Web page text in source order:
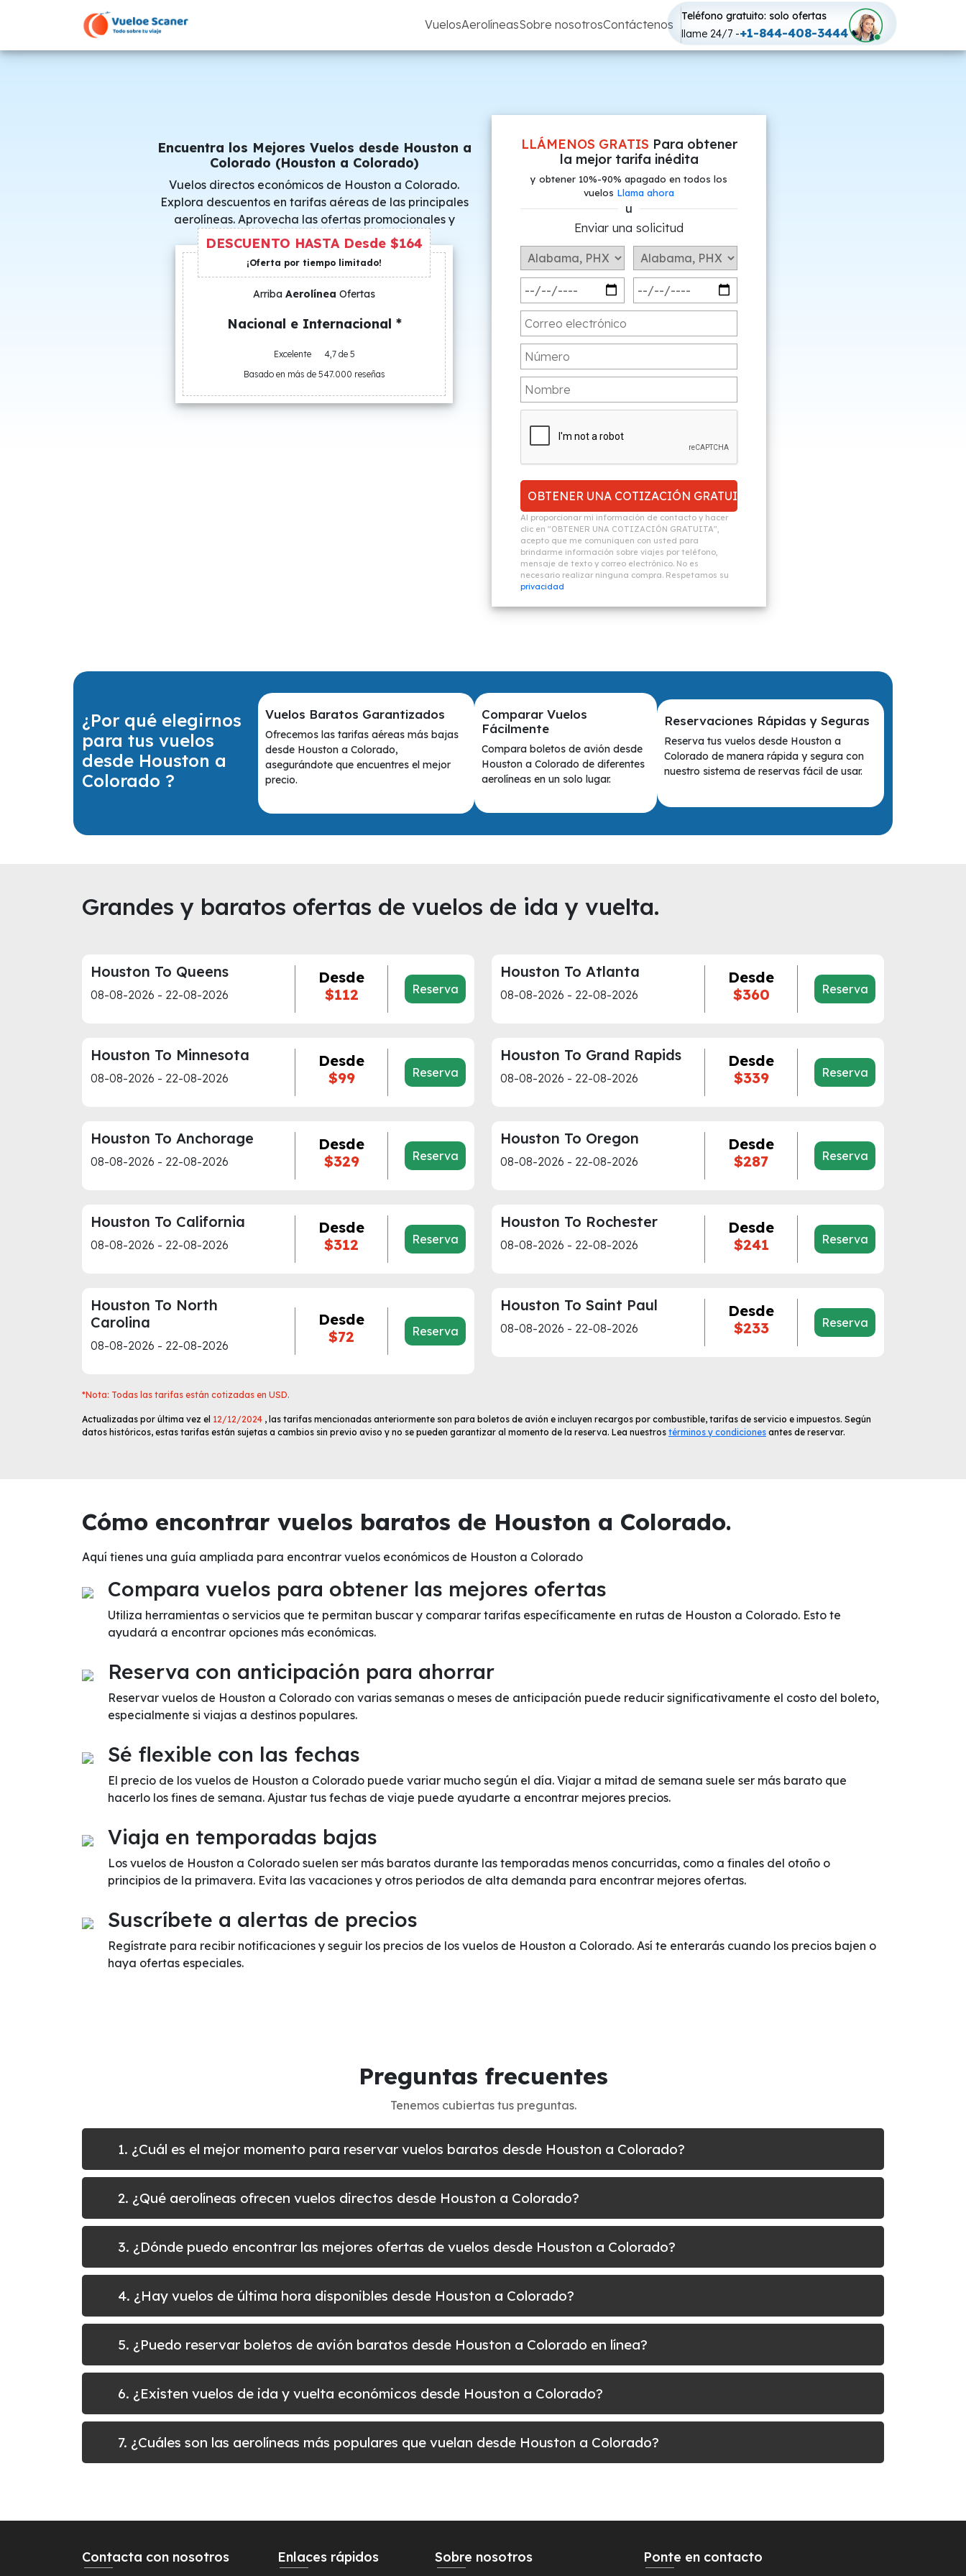
VuelosAerolíneasSobre nosotrosContáctenos
Teléfono gratuito: solo ofertas
llame 24/7 -+1-844-408-3444
Encuentra los Mejores Vuelos desde Houston a
Colorado (Houston a Colorado)
Vuelos directos económicos de Houston a Colorado.
Explora descuentos en tarifas aéreas de las principales
aerolíneas. Aprovecha las ofertas promocionales y
consigue precios especiales.
DESCUENTO HASTA Desde $164
¡Oferta por tiempo limitado!
Arriba Aerolínea Ofertas
Nacional e Internacional *
Excelente
4,7 de 5
Basado en más de 547.000 reseñas
LLÁMENOS GRATIS Para obtener
la mejor tarifa inédita
y obtener 10%-90% apagado en todos los
vuelos Llama ahora
u
Enviar una solicitud
Al proporcionar mi información de contacto y hacer
clic en "OBTENER UNA COTIZACIÓN GRATUITA",
acepto que me comuniquen con usted para
brindarme información sobre viajes por teléfono,
mensaje de texto y correo electrónico. No es
necesario realizar ninguna compra. Respetamos su
privacidad
¿Por qué elegirnos
para tus vuelos
desde Houston a
Colorado ?
Vuelos Baratos Garantizados
Ofrecemos las tarifas aéreas más bajas
desde Houston a Colorado,
asegurándote que encuentres el mejor
precio.
Comparar Vuelos
Fácilmente
Compara boletos de avión desde
Houston a Colorado de diferentes
aerolíneas en un solo lugar.
Reservaciones Rápidas y Seguras
Reserva tus vuelos desde Houston a
Colorado de manera rápida y segura con
nuestro sistema de reservas fácil de usar.
Grandes y baratos ofertas de vuelos de ida y vuelta.
Houston To Queens
08-08-2026 - 22-08-2026
Desde
$112
Reserva
Houston To Atlanta
08-08-2026 - 22-08-2026
Desde
$360
Reserva
Houston To Minnesota
08-08-2026 - 22-08-2026
Desde
$99
Reserva
Houston To Grand Rapids
08-08-2026 - 22-08-2026
Desde
$339
Reserva
Houston To Anchorage
08-08-2026 - 22-08-2026
Desde
$329
Reserva
Houston To Oregon
08-08-2026 - 22-08-2026
Desde
$287
Reserva
Houston To California
08-08-2026 - 22-08-2026
Desde
$312
Reserva
Houston To Rochester
08-08-2026 - 22-08-2026
Desde
$241
Reserva
Houston To North
Carolina
08-08-2026 - 22-08-2026
Desde
$72
Reserva
Houston To Saint Paul
08-08-2026 - 22-08-2026
Desde
$233
Reserva
*Nota: Todas las tarifas están cotizadas en USD.
Actualizadas por última vez el 12/12/2024 , las tarifas mencionadas anteriormente son para boletos de avión e incluyen recargos por combustible, tarifas de servicio e impuestos. Según
datos históricos, estas tarifas están sujetas a cambios sin previo aviso y no se pueden garantizar al momento de la reserva. Lea nuestros términos y condiciones antes de reservar.
Cómo encontrar vuelos baratos de Houston a Colorado.
Aquí tienes una guía ampliada para encontrar vuelos económicos de Houston a Colorado
Compara vuelos para obtener las mejores ofertas
Utiliza herramientas o servicios que te permitan buscar y comparar tarifas específicamente en rutas de Houston a Colorado. Esto te
ayudará a encontrar opciones más económicas.
Reserva con anticipación para ahorrar
Reservar vuelos de Houston a Colorado con varias semanas o meses de anticipación puede reducir significativamente el costo del boleto,
especialmente si viajas a destinos populares.
Sé flexible con las fechas
El precio de los vuelos de Houston a Colorado puede variar mucho según el día. Viajar a mitad de semana suele ser más barato que
hacerlo los fines de semana. Ajustar tus fechas de viaje puede ayudarte a encontrar mejores precios.
Viaja en temporadas bajas
Los vuelos de Houston a Colorado suelen ser más baratos durante las temporadas menos concurridas, como a finales del otoño o
principios de la primavera. Evita las vacaciones y otros periodos de alta demanda para encontrar mejores ofertas.
Suscríbete a alertas de precios
Regístrate para recibir notificaciones y seguir los precios de los vuelos de Houston a Colorado. Así te enterarás cuando los precios bajen o
haya ofertas especiales.
Preguntas frecuentes
Tenemos cubiertas tus preguntas.
1. ¿Cuál es el mejor momento para reservar vuelos baratos desde Houston a Colorado?
2. ¿Qué aerolíneas ofrecen vuelos directos desde Houston a Colorado?
3. ¿Dónde puedo encontrar las mejores ofertas de vuelos desde Houston a Colorado?
4. ¿Hay vuelos de última hora disponibles desde Houston a Colorado?
5. ¿Puedo reservar boletos de avión baratos desde Houston a Colorado en línea?
6. ¿Existen vuelos de ida y vuelta económicos desde Houston a Colorado?
7. ¿Cuáles son las aerolíneas más populares que vuelan desde Houston a Colorado?
Contacta con nosotros Enlaces rápidos Sobre nosotros Ponte en contacto